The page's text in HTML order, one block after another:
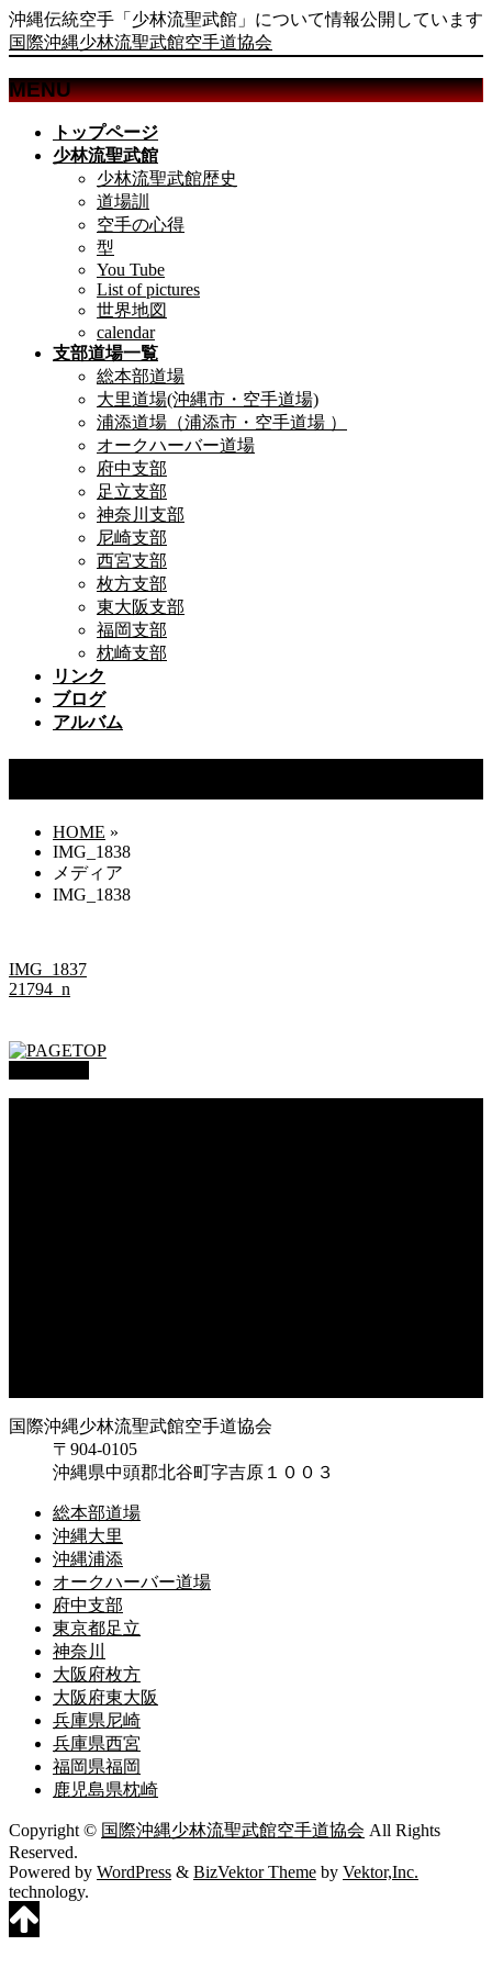
沖縄伝統空手「少林流聖武館」について情報公開しています
国際沖縄少林流聖武館空手道協会
MENU
トップページ
少林流聖武館
少林流聖武館歴史
道場訓
空手の心得
型
You Tube
List of pictures
世界地図
calendar
支部道場一覧
総本部道場
大里道場(沖縄市・空手道場)
浦添道場（浦添市・空手道場 ）
オークハーバー道場
府中支部
足立支部
神奈川支部
尼崎支部
西宮支部
枚方支部
東大阪支部
福岡支部
枕崎支部
リンク
ブログ
アルバム
HOME »
IMG_1838
メディア
IMG_1838
IMG_1837
21794_n
国際沖縄少林流聖武館空手道協会
〒904-0105
沖縄県中頭郡北谷町字吉原１００３
総本部道場
沖縄大里
沖縄浦添
オークハーバー道場
府中支部
東京都足立
神奈川
大阪府枚方
大阪府東大阪
兵庫県尼崎
兵庫県西宮
福岡県福岡
鹿児島県枕崎
Copyright © 国際沖縄少林流聖武館空手道協会 All Rights
Reserved.
Powered by WordPress & BizVektor Theme by Vektor,Inc.
technology.